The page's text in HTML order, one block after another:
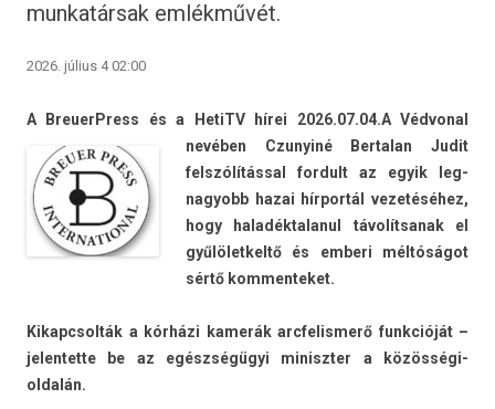
munkatársak emlékművét.
2026. július 4 02:00
A BreuerPress és a HetiTV hírei 2026.07.04.A Véd­von­al
nevében Czunyiné Be­rtalan Judit
felszólítással for­dult az egyik leg­
nagyobb hazai hírportál vezetéséhez,
hogy haladék­talanul távolít­sanak el
gyűlölet­keltő és em­beri méltóságot
sértő kom­menteket.
Kikapcsol­ták a kórházi kamerák arcfelism­erő funkcióját –
jelen­tette be az egészségügyi miniszt­er a közösségi-
oldalán.